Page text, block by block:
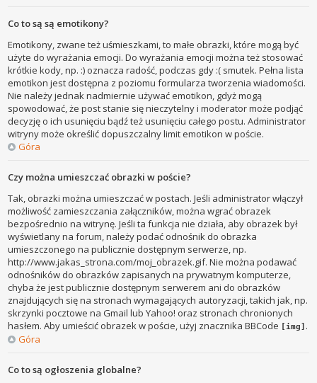
Co to są są emotikony?
Emotikony, zwane też uśmieszkami, to małe obrazki, które mogą być
użyte do wyrażania emocji. Do wyrażania emocji można też stosować
krótkie kody, np. :) oznacza radość, podczas gdy :( smutek. Pełna lista
emotikon jest dostępna z poziomu formularza tworzenia wiadomości.
Nie należy jednak nadmiernie używać emotikon, gdyż mogą
spowodować, że post stanie się nieczytelny i moderator może podjąć
decyzję o ich usunięciu bądź też usunięciu całego postu. Administrator
witryny może określić dopuszczalny limit emotikon w poście.
Góra
Czy można umieszczać obrazki w poście?
Tak, obrazki można umieszczać w postach. Jeśli administrator włączył
możliwość zamieszczania załączników, można wgrać obrazek
bezpośrednio na witrynę. Jeśli ta funkcja nie działa, aby obrazek był
wyświetlany na forum, należy podać odnośnik do obrazka
umieszczonego na publicznie dostępnym serwerze, np.
http://www.jakas_strona.com/moj_obrazek.gif. Nie można podawać
odnośników do obrazków zapisanych na prywatnym komputerze,
chyba że jest publicznie dostępnym serwerem ani do obrazków
znajdujących się na stronach wymagających autoryzacji, takich jak, np.
skrzynki pocztowe na Gmail lub Yahoo! oraz stronach chronionych
hasłem. Aby umieścić obrazek w poście, użyj znacznika BBCode [img] .
Góra
Co to są ogłoszenia globalne?